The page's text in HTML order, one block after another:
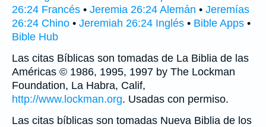
26:24 Francés • Jeremia 26:24 Alemán • Jeremías
26:24 Chino • Jeremiah 26:24 Inglés • Bible Apps •
Bible Hub
Las citas Bíblicas son tomadas de La Biblia de las
Américas © 1986, 1995, 1997 by The Lockman
Foundation, La Habra, Calif,
http://www.lockman.org. Usadas con permiso.
Las citas bíblicas son tomadas Nueva Biblia de los